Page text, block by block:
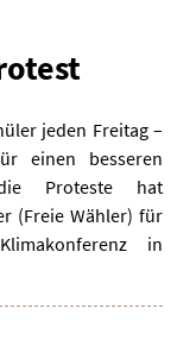
jeden Freitag –
einen besseren
Proteste hat
(Freie Wähler) für
in